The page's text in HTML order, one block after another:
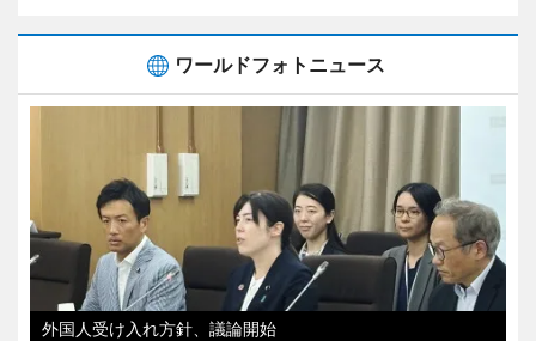
ワールドフォトニュース
外国人受け入れ方針、議論開始